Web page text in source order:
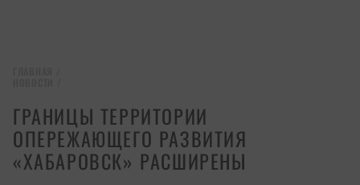
ГРАНИЦЫ ТЕРРИТОРИИ
ОПЕРЕЖАЮЩЕГО РАЗВИТИЯ
«ХАБАРОВСК» РАСШИРЕНЫ